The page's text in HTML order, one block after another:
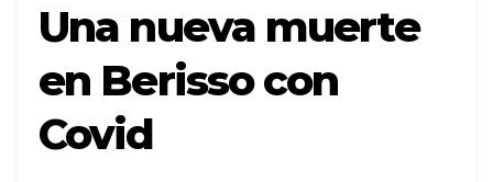
Una nueva muerte
en Berisso con
Covid